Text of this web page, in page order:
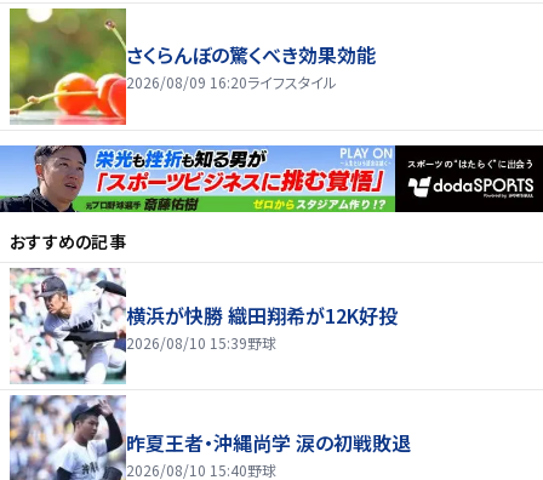
さくらんぼの驚くべき効果効能
2026/08/09 16:20ライフスタイル
おすすめの記事
横浜が快勝 織田翔希が12K好投
2026/08/10 15:39野球
昨夏王者・沖縄尚学 涙の初戦敗退
2026/08/10 15:40野球